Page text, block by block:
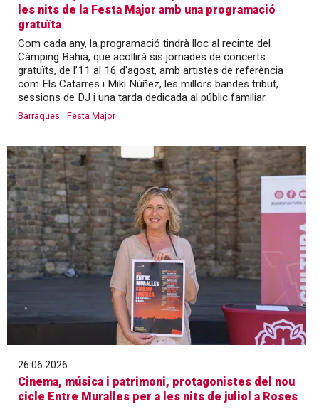
les nits de la Festa Major amb una programació
gratuïta
Com cada any, la programació tindrà lloc al recinte del
Càmping Bahia, que acollirà sis jornades de concerts
gratuïts, de l’11 al 16 d'agost, amb artistes de referència
com Els Catarres i Miki Núñez, les millors bandes tribut,
sessions de DJ i una tarda dedicada al públic familiar.
Barraques Festa Major
26.06.2026
Cinema, música i patrimoni, protagonistes del nou
cicle Entre Muralles per a les nits de juliol a Roses